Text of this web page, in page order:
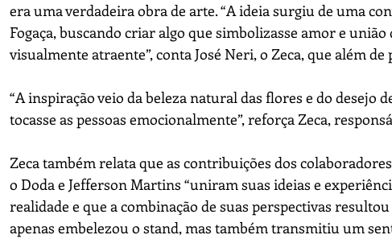
era uma verdadeira obra de arte. “A ideia surgiu de uma
Fogaça, buscando criar algo que simbolizasse amor e
visualmente atraente”, conta José Neri, o Zeca, que além
“A inspiração veio da beleza natural das flores e do desejo
tocasse as pessoas emocionalmente”, reforça Zeca,
Zeca também relata que as contribuições dos
o Doda e Jefferson Martins “uniram suas ideias e
realidade e que a combinação de suas perspectivas
apenas embelezou o stand, mas também transmitiu um